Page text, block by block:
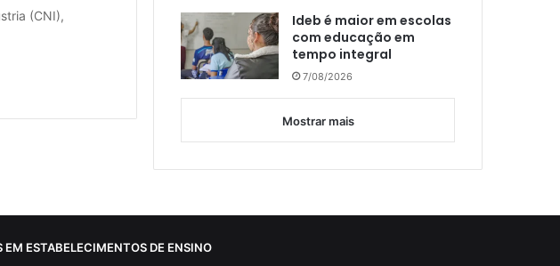
(CNI),
Ideb é maior em escolas
com educação em
tempo integral
7/08/2026
Mostrar mais
ESTABELECIMENTOS DE ENSINO